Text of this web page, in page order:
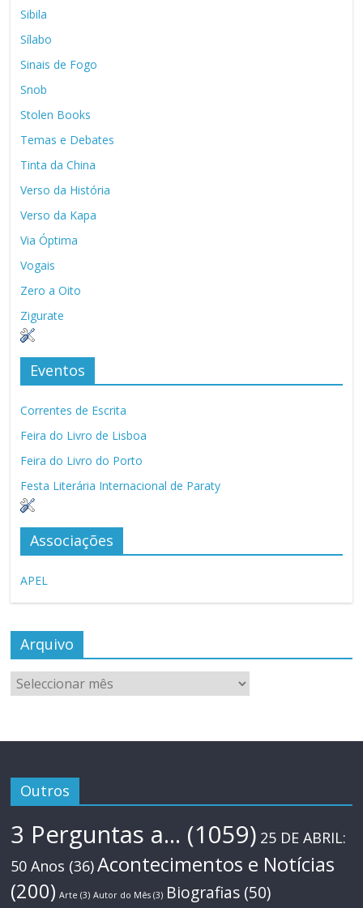
Sibila
Sílabo
Sinais de Fogo
Snob
Stolen Books
Temas e Debates
Tinta da China
Verso da História
Verso da Kapa
Via Óptima
Vogais
Zero a Oito
Zigurate
Eventos
Correntes de Escrita
Feira do Livro de Lisboa
Feira do Livro do Porto
Festa Literária Internacional de Paraty
Associações
APEL
Arquivo
Arquivo
Outros
3 Perguntas a... (1059) 25 DE ABRIL:
50 Anos (36)Acontecimentos e Notícias
(200) Arte (3) Autor do Mês (3) Biografias (50)